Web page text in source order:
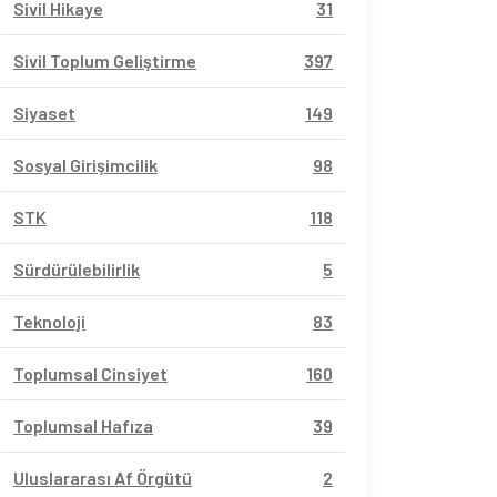
Sivil Hikaye 31
Sivil Toplum Geliştirme 397
Siyaset 149
Sosyal Girişimcilik 98
STK 118
Sürdürülebilirlik 5
Teknoloji 83
Toplumsal Cinsiyet 160
Toplumsal Hafıza 39
Uluslararası Af Örgütü 2